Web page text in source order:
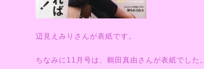
辺見えみりさんが表紙です。
ちなみに11月号は、鶴田真由さんが表紙でした。